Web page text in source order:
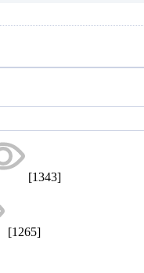
[1343]
[1265]